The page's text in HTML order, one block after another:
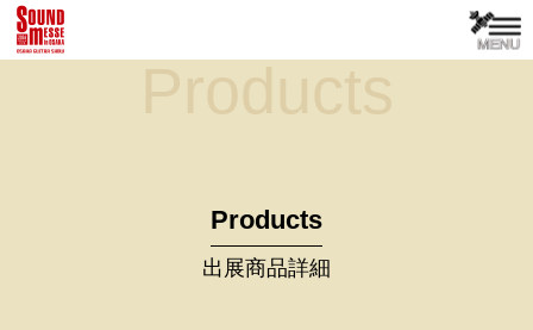
Products
Products
出展商品詳細